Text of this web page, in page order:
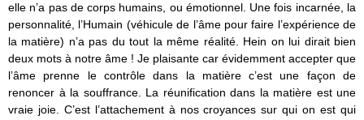
elle n’a pas de corps humains, ou émotionnel. Une fois incarnée, la
personnalité, l’Humain (véhicule de l’âme pour faire l’expérience de
la matière) n’a pas du tout la même réalité. Hein on lui dirait bien
deux mots à notre âme ! Je plaisante car évidemment accepter que
l’âme prenne le contrôle dans la matière c’est une façon de
renoncer à la souffrance. La réunification dans la matière est une
vraie joie. C’est l’attachement à nos croyances sur qui on est qui